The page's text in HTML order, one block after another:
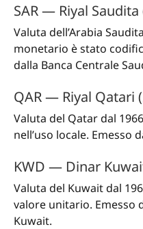
Valuta dell’Arabia
monetario è stato
dalla Banca Centrale
Valuta del Qatar dal
nell’uso locale. Emesso
Valuta del Kuwait dal
valore unitario. Emesso
Kuwait.